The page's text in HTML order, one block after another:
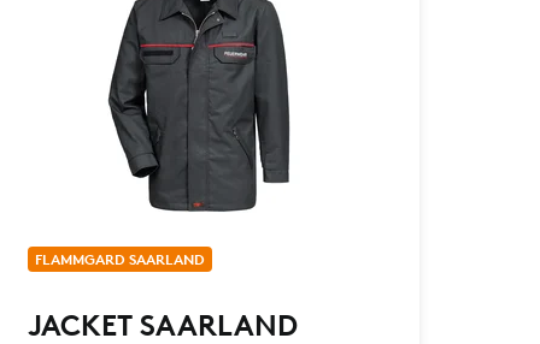
FLAMMGARD SAARLAND
JACKET SAARLAND